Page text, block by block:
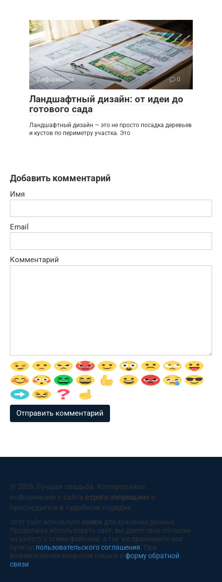
Информация 0
Ландшафтный дизайн: от идеи до
готового сада
Ландшафтный дизайн — это не просто посадка деревьев
и кустов по периметру участка. Это
Добавить комментарий
Имя
Email
Комментарий
© 2026 Лучшая свадьба. Копирование
информации с сайта строго запрещено и
преследуется в судебном порядке
Этот сайт использует cookie для хранения данных.
Продолжая использовать сайт, вы даете свое согласие
на работу с этими файлами, а так же принимаете все
пункты пользовательского соглашения. При
возникновении вопросов пишите в форму обратной
связи.